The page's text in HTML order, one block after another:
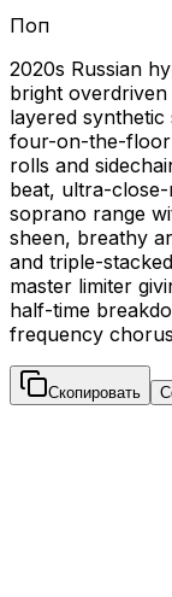
Поп
2020s Russian
bright
layered
four-on-the-
rolls and
beat, ultra-
soprano range
sheen, breathy
and triple-
master limiter
half-time
frequency
Скопировать